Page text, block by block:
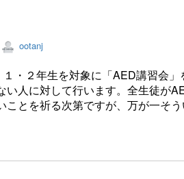
ootanj
・２年生を対象に「AED講習会
い人に対して行います。全生徒が
ことを祈る次第ですが、万が一そ